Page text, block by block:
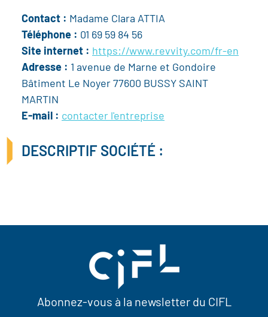
Contact : Madame Clara ATTIA
Téléphone : 01 69 59 84 56
Site internet : https://www.revvity.com/fr-en
Adresse : 1 avenue de Marne et Gondoire
Bâtiment Le Noyer 77600 BUSSY SAINT
MARTIN
E-mail : contacter l'entreprise
DESCRIPTIF SOCIÉTÉ :
Abonnez-vous à la newsletter du CIFL